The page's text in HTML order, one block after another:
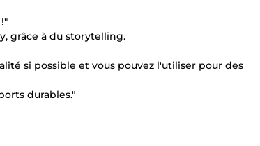
grâce à du storytelling.
si possible et vous pouvez l'utiliser pour des
durables."